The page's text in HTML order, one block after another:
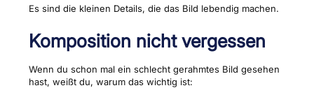
Es sind die kleinen Details, die das Bild lebendig machen.
Komposition nicht vergessen
Wenn du schon mal ein schlecht gerahmtes Bild gesehen
hast, weißt du, warum das wichtig ist: